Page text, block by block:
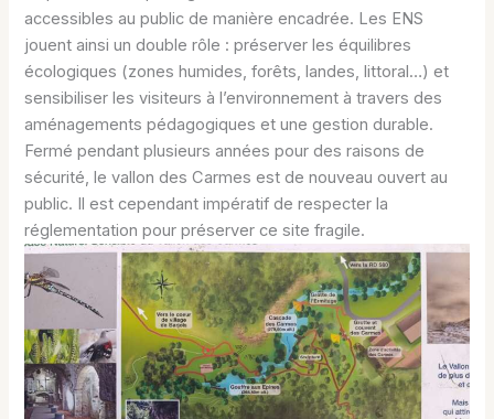
accessibles au public de manière encadrée. Les ENS
jouent ainsi un double rôle : préserver les équilibres
écologiques (zones humides, forêts, landes, littoral…) et
sensibiliser les visiteurs à l’environnement à travers des
aménagements pédagogiques et une gestion durable.
Fermé pendant plusieurs années pour des raisons de
sécurité, le vallon des Carmes est de nouveau ouvert au
public. Il est cependant impératif de respecter la
réglementation pour préserver ce site fragile.